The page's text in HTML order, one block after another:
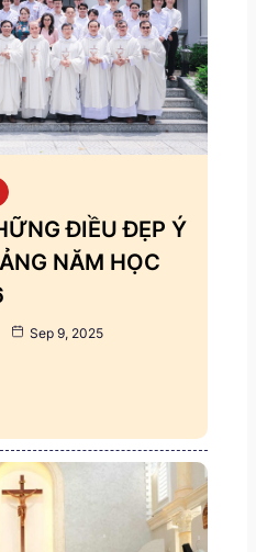
ĐIỀU ĐẸP Ý
NĂM HỌC
Sep 9, 2025